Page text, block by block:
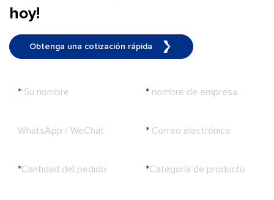
hoy!
Obtenga una cotización rápida
* Su nombre * nombre de empresa
WhatsApp / WeChat * Correo electrónico
*Cantidad del pedido *Categoría de producto